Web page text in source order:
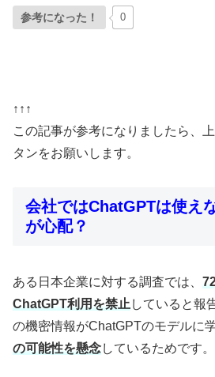
参考になった！ 0
↑↑↑
この記事が参考になりましたら、
タンをお願いします。
会社ではChatGPTは使え
が心配？
ある日本企業に対する調査では、
ChatGPT利用を禁止 していると報
の機密情報がChatGPTのモデルに
の可能性を懸念しているためです。